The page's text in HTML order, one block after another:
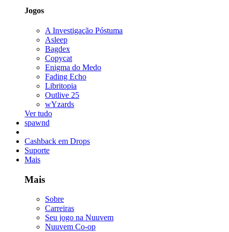
Jogos
A Investigação Póstuma
Asleep
Bagdex
Copycat
Enigma do Medo
Fading Echo
Libritopia
Outlive 25
wYzards
Ver tudo
spawnd
Cashback em Drops
Suporte
Mais
Mais
Sobre
Carreiras
Seu jogo na Nuuvem
Nuuvem Co-op